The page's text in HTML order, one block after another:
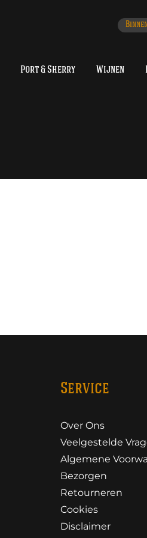
Port & Sherry Wijnen
Service
Over Ons
Veelgestelde
Algemene
Bezorgen
Retourneren
Cookies
Disclaimer